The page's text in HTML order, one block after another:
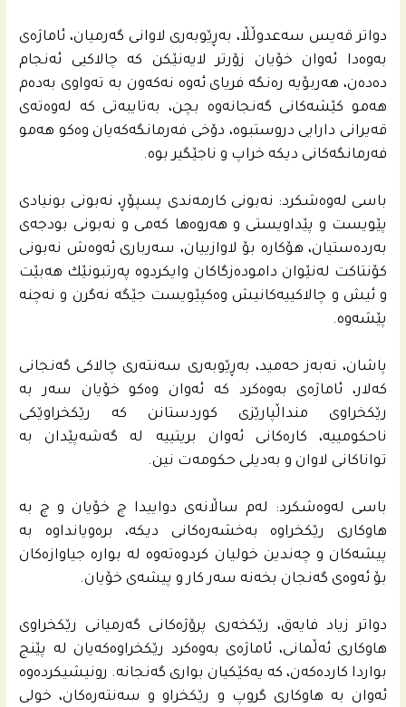
دواتر قه‌یس سه‌عدوڵڵا، به‌ڕێوبه‌رى لاوانى گه‌رمیان، ئاماژه‌ى
به‌وه‌دا ئه‌وان خۆیان زۆرتر لایه‌نێكن كه‌ چالاكیی ئه‌نجام
ده‌ده‌ن، هه‌ربۆیه‌ ره‌نگه‌ فریای ئه‌وه‌ نه‌كه‌ون به‌ ته‌واوى به‌ده‌م
هه‌مو كێشه‌كانى گه‌نجانه‌وه‌ بچن، به‌تایبه‌تى كه‌ له‌وه‌ته‌ى
قه‌یرانى دارایی دروستبوه‌، دۆخی فه‌رمانگه‌كه‌یان وه‌كو هه‌مو
فه‌رمانگه‌كانى دیكه‌ خراپ و ناجێگیر بوه‌.
باسی له‌وه‌شكرد: نه‌بونى كارمه‌ندى پسپۆڕ، نه‌بونى بونیادی
پێویست و پێداویستی و هه‌روه‌ها كه‌می و نه‌بونى بودجه‌ى
به‌رده‌ستیان، هۆكاره‌ بۆ لاوازییان، سه‌رباری ئه‌وه‌ش نه‌بونى
كۆنتاكت له‌نێوان داموده‌زگاكان وایكردوه‌ په‌رتبونێك هه‌بێت
و ئیش و چالاكییه‌كانیش وه‌كپێویست جێگه‌ نه‌گرن و نه‌چنه‌
پێشه‌وه‌.
پاشان، نه‌به‌ز حه‌مید، به‌ڕێوبه‌رى سه‌نته‌رى چالاكی گه‌نجانى
كه‌لار، ئاماژه‌ى به‌وه‌كرد كه‌ ئه‌وان وه‌كو خۆیان سه‌ر به‌
رێكخراوی منداڵپارێزى كوردستانن كه‌ رێكخراوێكى
ناحكومییه‌، كاره‌كانى ئه‌وان بریتییه‌ له‌ گه‌شه‌پێدان به‌
تواناكانى لاوان و به‌دیلی حكومه‌ت نین.
باسی له‌وه‌شكرد: له‌م ساڵانه‌ى دواییدا چ خۆیان و چ به‌
هاوكارى رێكخراوه‌ به‌خشه‌ره‌كانى دیكه‌، بره‌ویانداوه‌ به‌
پیشه‌كان و چه‌ندین خولیان كردوه‌ته‌وه‌ له‌ بواره‌ جیاوازه‌كان
بۆ ئه‌وه‌ى گه‌نجان بخه‌نه‌ سه‌ر كار و پیشه‌ی خۆیان.
دواتر زیاد فایه‌ق، رێكخه‌رى پرۆژه‌كانى گه‌رمیانى رێكخراوى
هاوكاری ئه‌ڵمانى، ئاماژه‌ى به‌وه‌كرد رێكخراوه‌كه‌یان له‌ پێنج
بواردا كارده‌كه‌ن، كه‌ یه‌كێكیان بوارى گه‌نجانه‌. رونیشیكرده‌وه‌
ئه‌وان به‌ هاوكاری گروپ و رێكخراو و سه‌نته‌ره‌كان، خولی